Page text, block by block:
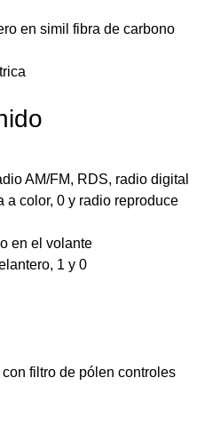
en simil fibra de carbono
AM/FM, RDS, radio digital
a color, 0 y radio reproduce
en el volante
1 y 0
filtro de pólen controles